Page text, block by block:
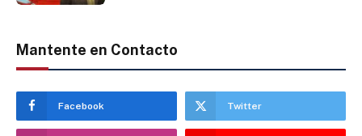
Mantente en Contacto
Facebook Twitter